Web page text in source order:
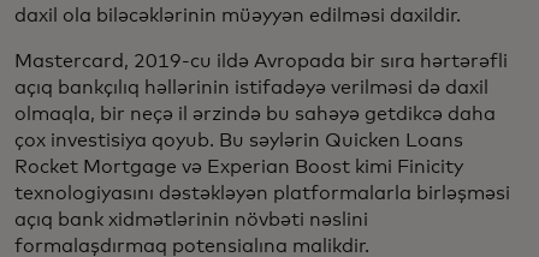
daxil ola biləcəklərinin müəyyən edilməsi daxildir.
Mastercard, 2019-cu ildə Avropada bir sıra hərtərəfli
açıq bankçılıq həllərinin istifadəyə verilməsi də daxil
olmaqla, bir neçə il ərzində bu sahəyə getdikcə daha
çox investisiya qoyub. Bu səylərin Quicken Loans
Rocket Mortgage və Experian Boost kimi Finicity
texnologiyasını dəstəkləyən platformalarla birləşməsi
açıq bank xidmətlərinin növbəti nəslini
formalaşdırmaq potensialına malikdir.